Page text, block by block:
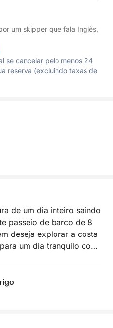
um skipper que fala Inglês,
se cancelar pelo menos 24
reserva (excluindo taxas de
de um dia inteiro saindo
passeio de barco de 8
deseja explorar a costa
um dia tranquilo com
com a família,
seu jeito.